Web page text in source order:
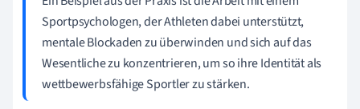
Sportpsychologen, der Athleten dabei unterstützt,
mentale Blockaden zu überwinden und sich auf das
Wesentliche zu konzentrieren, um so ihre Identität als
wettbewerbsfähige Sportler zu stärken.